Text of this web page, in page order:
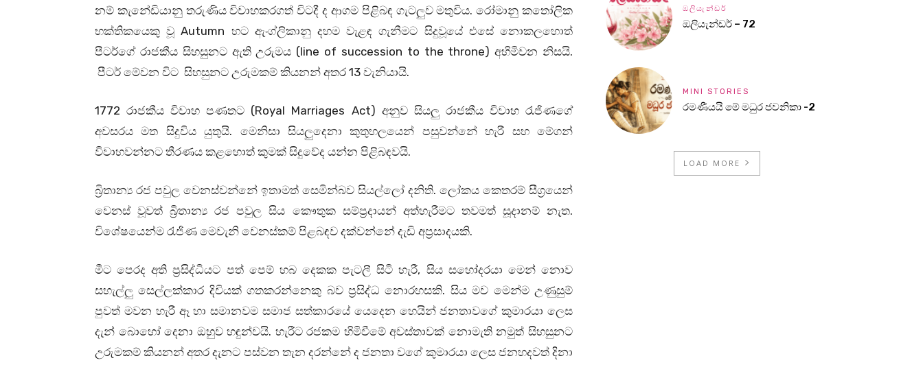
නම් කැනේඩියානු තරුණිය විවාහකරගත් විටදී ද ආගම පිළිබඳ ගැටලුව මතුවිය. රෝමානු කතෝලික
භක්තිකයෙකු වූ Autumn හට ඇංග්ලිකානු දහම වැළඳ ගැනීමට සිදුවූයේ එසේ නොකලහොත්
පීටර්ගේ රාජකීය සිහසුනට ඇති උරුමය (line of succession to the throne) අහිමිවන නිසයි.
පීටර් මේවන විට සිහසුනට උරුමකම් කියනන් අතර 13 වැනියායි.
1772 රාජකීය විවාහ පණතට (Royal Marriages Act) අනුව සියලු රාජකීය විවාහ රැජිණගේ
අවසරය මත සිදුවිය යුතුයි. මෙනිසා සියලුදෙනා කුතුහලයෙන් පසුවන්නේ හැරී සහ මේගන්
විවාහවන්නට තීරණය කළහොත් කුමක් සිදුවේද යන්න පිළිබඳවයි.
බ්‍රිතාන්‍ය රජ පවුල වෙනස්වන්නේ ඉතාමත් සෙමින්බව සියල්ලෝ දනිති. ලෝකය කෙතරම් සීග්‍රයෙන්
වෙනස් වූවත් බ්‍රිතාන්‍ය රජ පවුල සිය කෞතුක සම්ප්‍රදායන් අත්හැරීමට තවමත් සූදානම් නැත.
විශේෂයෙන්ම රැජිණ මෙවැනි වෙනස්කම් පිළබඳව දක්වන්නේ දැඩි අප්‍රසාදයකි.
මීට පෙරද අති ප්‍රසිද්ධියට පත් පෙම් හබ දෙකක පැටලී සිටි හැරී, සිය සහෝදරයා මෙන් නොව
සහැල්ලු සෙල්ලක්කාර දිවියක් ගතකරන්නෙකු බව ප්‍රසිද්ධ නොරහසකි. සිය මව මෙන්ම උණුසුම්
පුවත් මවන හැරී ඈ හා සමානවම සමාජ සත්කාරයේ යෙදෙන හෙයින් ජනතාවගේ කුමාරයා ලෙස
දැන් බොහෝ දෙනා ඔහුව හඳුන්වයි. හැරීට රජකම හිමිවීමේ අවස්තාවක් නොමැති නමුත් සිහසුනට
උරුමකම් කියනන් අතර දැනට පස්වන තැන දරන්නේ ද ජනතා වගේ කුමාරයා ලෙස ජනහදවත් දිනා
ඔලියැන්ඩර්
ඔලියැන්ඩර් – 72
MINI STORIES
රමණීයයි මේ මධුර ජවනිකා -2
LOAD MORE